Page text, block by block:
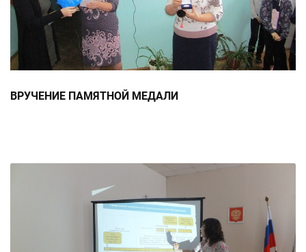
ВРУЧЕНИЕ ПАМЯТНОЙ МЕДАЛИ